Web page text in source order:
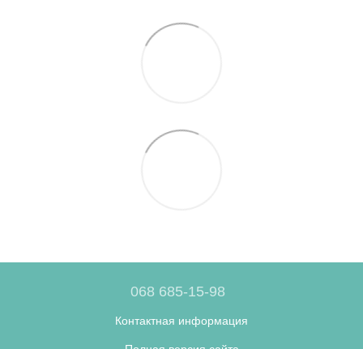
068 685-15-98
Контактная информация